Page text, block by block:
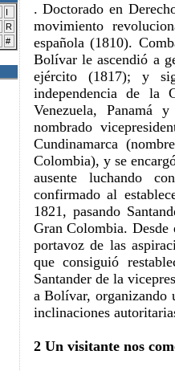
I
R
#
. Doctorado en
movimiento
española (1810).
Bolívar le ascendió a
ejército (1817); y
independencia de la
Venezuela, Panamá
nombrado
Cundinamarca
Colombia), y se
ausente luchando
confirmado al
1821, pasando
Gran Colombia. Desde
portavoz de las
que consiguió
Santander de la
a Bolívar, organizando
inclinaciones
2 Un visitante nos